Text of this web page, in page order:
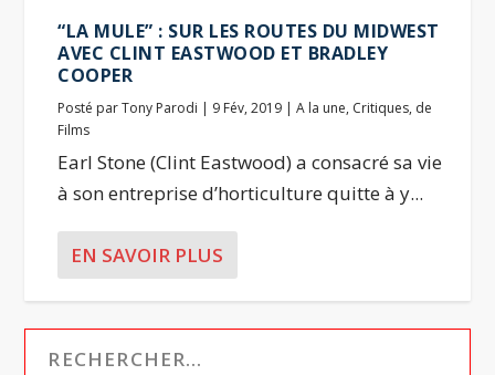
“LA MULE” : SUR LES ROUTES DU MIDWEST
AVEC CLINT EASTWOOD ET BRADLEY
COOPER
Posté parTony Parodi | 9 Fév, 2019 |A la une, Critiques, de
Films
Earl Stone (Clint Eastwood) a consacré sa vie
à son entreprise d’horticulture quitte à y...
EN SAVOIR PLUS